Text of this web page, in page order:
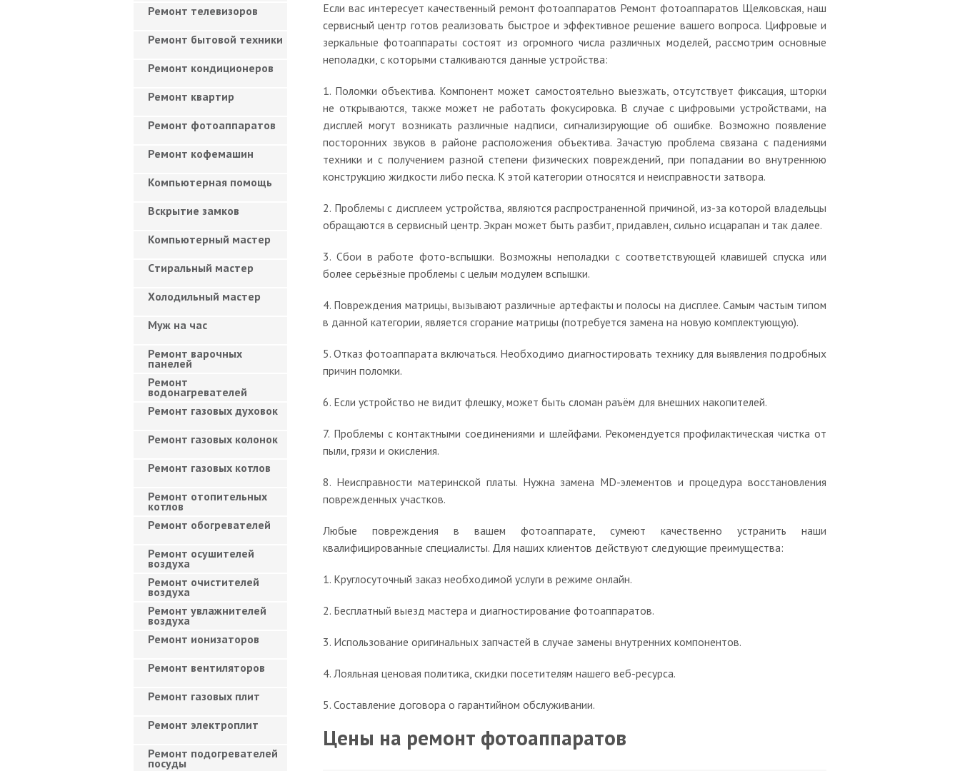
Если вас интересует качественный ремонт фотоаппаратов Ремонт фотоаппаратов Щелковская, наш
сервисный центр готов реализовать быстрое и эффективное решение вашего вопроса. Цифровые и
зеркальные фотоаппараты состоят из огромного числа различных моделей, рассмотрим основные
неполадки, с которыми сталкиваются данные устройства:
1. Поломки объектива. Компонент может самостоятельно выезжать, отсутствует фиксация, шторки
не открываются, также может не работать фокусировка. В случае с цифровыми устройствами, на
дисплей могут возникать различные надписи, сигнализирующие об ошибке. Возможно появление
посторонних звуков в районе расположения объектива. Зачастую проблема связана с падениями
техники и с получением разной степени физических повреждений, при попадании во внутреннюю
конструкцию жидкости либо песка. К этой категории относятся и неисправности затвора.
2. Проблемы с дисплеем устройства, являются распространенной причиной, из-за которой владельцы
обращаются в сервисный центр. Экран может быть разбит, придавлен, сильно исцарапан и так далее.
3. Сбои в работе фото-вспышки. Возможны неполадки с соответствующей клавишей спуска или
более серьёзные проблемы с целым модулем вспышки.
4. Повреждения матрицы, вызывают различные артефакты и полосы на дисплее. Самым частым типом
в данной категории, является сгорание матрицы (потребуется замена на новую комплектующую).
5. Отказ фотоаппарата включаться. Необходимо диагностировать технику для выявления подробных
причин поломки.
6. Если устройство не видит флешку, может быть сломан раъём для внешних накопителей.
7. Проблемы с контактными соединениями и шлейфами. Рекомендуется профилактическая чистка от
пыли, грязи и окисления.
8. Неисправности материнской платы. Нужна замена MD-элементов и процедура восстановления
поврежденных участков.
Любые повреждения в вашем фотоаппарате, сумеют качественно устранить наши
квалифицированные специалисты. Для наших клиентов действуют следующие преимущества:
1. Круглосуточный заказ необходимой услуги в режиме онлайн.
2. Бесплатный выезд мастера и диагностирование фотоаппаратов.
3. Использование оригинальных запчастей в случае замены внутренних компонентов.
4. Лояльная ценовая политика, скидки посетителям нашего веб-ресурса.
5. Составление договора о гарантийном обслуживании.
Цены на ремонт фотоаппаратов
Ремонт телевизоров
Ремонт бытовой техники
Ремонт кондиционеров
Ремонт квартир
Ремонт фотоаппаратов
Ремонт кофемашин
Компьютерная помощь
Вскрытие замков
Компьютерный мастер
Cтиральный мастер
Холодильный мастер
Муж на час
Ремонт варочных
панелей
Ремонт
водонагревателей
Ремонт газовых духовок
Ремонт газовых колонок
Ремонт газовых котлов
Ремонт отопительных
котлов
Ремонт обогревателей
Ремонт осушителей
воздуха
Ремонт очистителей
воздуха
Ремонт увлажнителей
воздуха
Ремонт ионизаторов
Ремонт вентиляторов
Ремонт газовых плит
Ремонт электроплит
Ремонт подогревателей
посуды